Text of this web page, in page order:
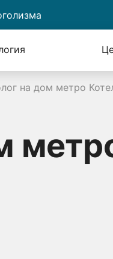
на дом метро